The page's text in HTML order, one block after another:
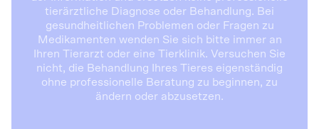
tierärztliche Diagnose oder Behandlung. Bei
gesundheitlichen Problemen oder Fragen zu
Medikamenten wenden Sie sich bitte immer an
Ihren Tierarzt oder eine Tierklinik. Versuchen Sie
nicht, die Behandlung Ihres Tieres eigenständig
ohne professionelle Beratung zu beginnen, zu
ändern oder abzusetzen.